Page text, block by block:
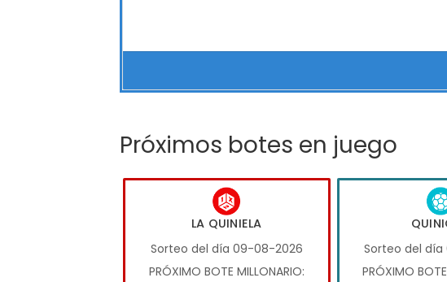
Próximos botes en juego
LA QUINIELA
Sorteo del día 09-08-2026
PRÓXIMO BOTE MILLONARIO:
Sorteo del
PRÓXIMO